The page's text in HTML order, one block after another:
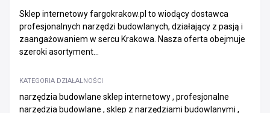
Sklep internetowy fargokrakow.pl to wiodący dostawca
profesjonalnych narzędzi budowlanych, działający z pasją i
zaangażowaniem w sercu Krakowa. Nasza oferta obejmuje
szeroki asortyment...
KATEGORIA DZIAŁALNOŚCI
narzędzia budowlane sklep internetowy , profesjonalne
narzędzia budowlane , sklep z narzędziami budowlanymi ,